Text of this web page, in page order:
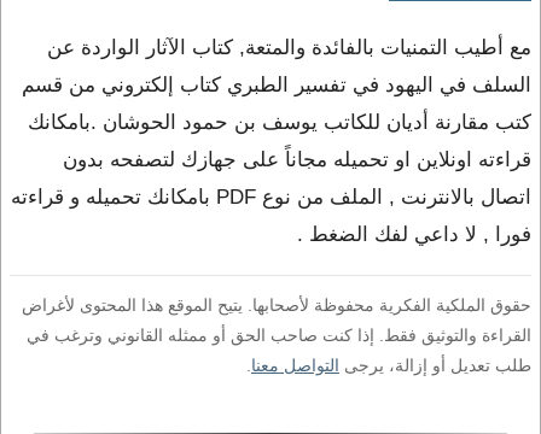
مع أطيب التمنيات بالفائدة والمتعة, كتاب الآثار الواردة عن
السلف في اليهود في تفسير الطبري كتاب إلكتروني من قسم
كتب مقارنة أديان للكاتب يوسف بن حمود الحوشان .بامكانك
قراءته اونلاين او تحميله مجاناً على جهازك لتصفحه بدون
اتصال بالانترنت , الملف من نوع PDF بامكانك تحميله و قراءته
فورا , لا داعي لفك الضغط .
حقوق الملكية الفكرية محفوظة لأصحابها. يتيح الموقع هذا المحتوى لأغراض
القراءة والتوثيق فقط. إذا كنت صاحب الحق أو ممثله القانوني وترغب في
طلب تعديل أو إزالة، يرجى التواصل معنا